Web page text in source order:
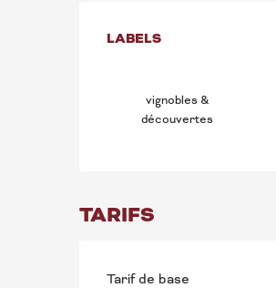
OFFRES
LABELS
LABELS
vignobles &
découvertes
TARIFS
Tarif de base